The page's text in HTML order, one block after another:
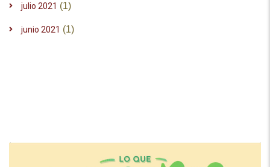
julio 2021 (1)
junio 2021 (1)